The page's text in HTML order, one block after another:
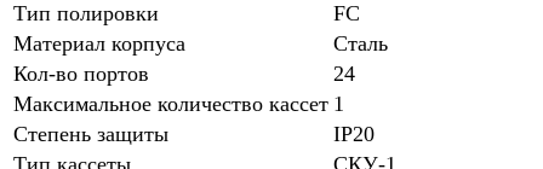
Тип полировки
FC
Материал корпуса
Сталь
Кол-во портов
24
Максимальное количество кассет 1
Степень защиты
IP20